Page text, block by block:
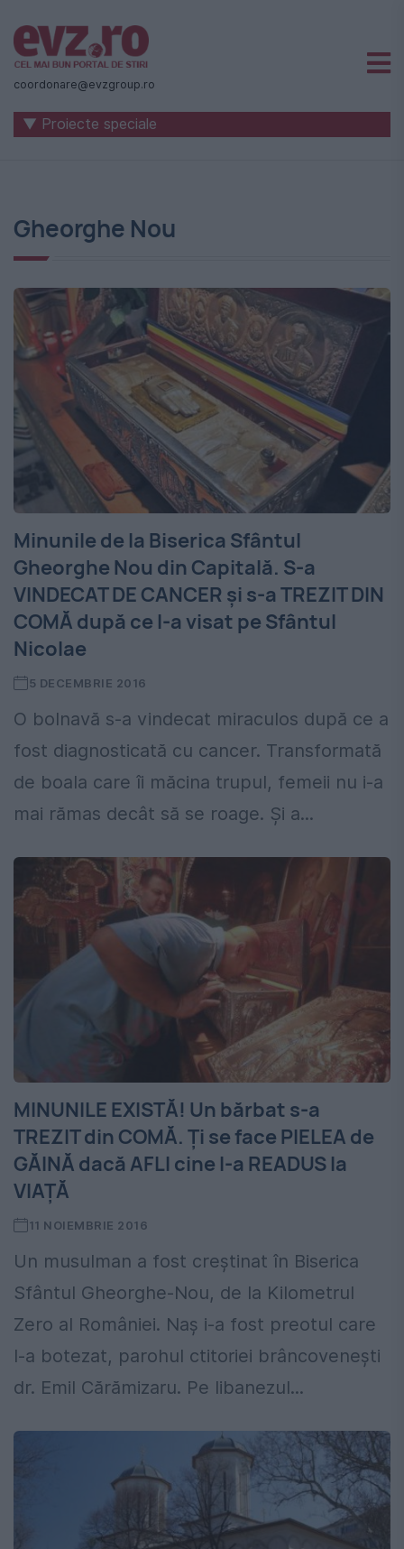
Știri
naționale
internaționale
-
Evenimentul
Zilei
coordonare@evzgroup.ro
▼ Proiecte speciale
Gheorghe Nou
Minunile de la Biserica Sfântul
Gheorghe Nou din Capitală. S-a
VINDECAT DE CANCER şi s-a TREZIT DIN
COMĂ după ce l-a visat pe Sfântul
Nicolae
5 DECEMBRIE 2016
O bolnavă s-a vindecat miraculos după ce a
fost diagnosticată cu cancer. Transformată
de boala care îi măcina trupul, femeii nu i-a
mai rămas decât să se roage. Şi a...
MINUNILE EXISTĂ! Un bărbat s-a
TREZIT din COMĂ. Ţi se face PIELEA de
GĂINĂ dacă AFLI cine l-a READUS la
VIAŢĂ
11 NOIEMBRIE 2016
Un musulman a fost creștinat în Biserica
Sfântul Gheorghe-Nou, de la Kilometrul
Zero al României. Naș i-a fost preotul care
l-a botezat, parohul ctitoriei brâncovenești
dr. Emil Cărămizaru. Pe libanezul...